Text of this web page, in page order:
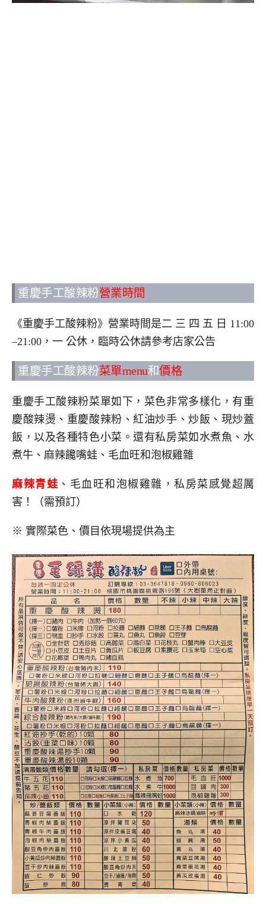
重慶手工酸辣粉營業時間
《重慶手工酸辣粉》營業時間是二 三 四 五 日 11:00
–21:00，一 公休，臨時公休請參考店家公告
重慶手工酸辣粉菜單menu和價格
重慶手工酸辣粉菜單如下，菜色非常多樣化，有重
慶酸辣燙、重慶酸辣粉、紅油炒手、炒飯、現炒蓋
飯，以及各種特色小菜。還有私房菜如水煮魚、水
煮牛、麻辣饞嘴蛙、毛血旺和泡椒雞雜
麻辣青蛙 、毛血旺和泡椒雞雜，私房菜感覺超厲
害！（需預訂）
※ 實際菜色、價目依現場提供為主